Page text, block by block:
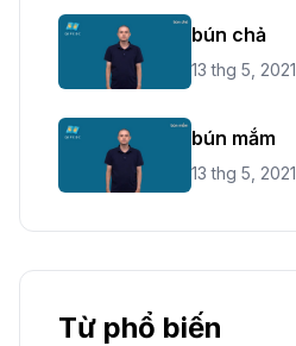
bún chả
13 thg 5, 2021
bún mắm
13 thg 5, 2021
Từ phổ biến